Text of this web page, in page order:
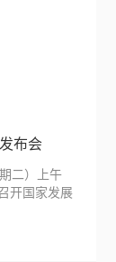
布会
二）上午
开国家发展